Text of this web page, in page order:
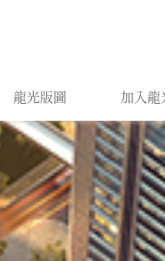
龍光版圖 加入龍